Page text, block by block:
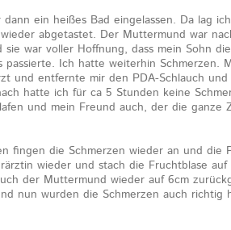
ein heißes Bad eingelassen. Da lag
abgetastet. Der Muttermund war
sie war voller Hoffnung, dass mein Sohn
passierte. Ich hatte weiterhin Schmerzen.
und entfernte mir den PDA-Schlauch
hatte ich für ca 5 Stunden keine
und mein Freund auch, der die ganze
fingen die Schmerzen wieder an und die
wieder und stach die Fruchtblase
der Muttermund wieder auf 6cm
nun wurden die Schmerzen auch richtig